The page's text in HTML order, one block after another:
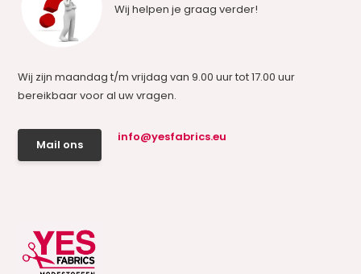
Wij helpen je graag verder!
Wij zijn maandag t/m vrijdag van 9.00 uur tot 17.00 uur
bereikbaar voor al uw vragen.
Mail ons
info@yesfabrics.eu